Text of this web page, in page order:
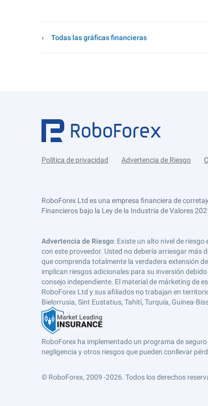
Todas las gráficas financieras
Política de privacidad Advertencia de Riesgo
RoboForex Ltd es una empresa financiera de
Financieros bajo la Ley de la Industria de Valores
Advertencia de Riesgo: Existe un alto nivel de
con este proveedor. Usted no debería arriesgar más
que comprenda totalmente la verdadera extensión
implican riesgos adicionales para su inversión
consejo independiente. El material de márketing de
RoboForex Ltd y sus afiliados no trabajan en
Bielorrusia, Sint Eustatius, Tahití, Turquía, Guinea-
RoboForex ha implementado un programa de
negligencia y otros riesgos que pueden conllevar
© RoboForex, 2009 -2026. Todos los derechos